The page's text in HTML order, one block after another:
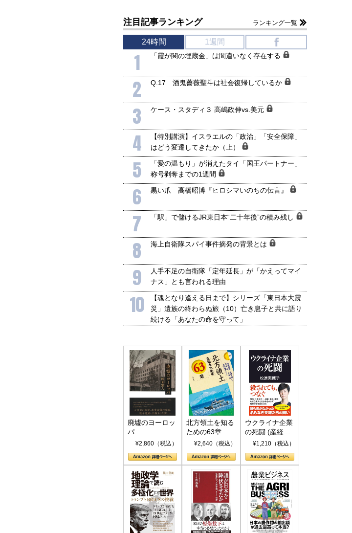
注目記事ランキング ランキング一覧
24時間 1週間
1 「霞が関の埋蔵金」は間違いなく存在する
2 Q.17 酒鬼薔薇聖斗は社会復帰しているか
3 ケース・スタディ３ 高嶋政伸vs.美元
4
【特別講演】イスラエルの「政治」「安全保障」
はどう変遷してきたか（上）
5
「愛の温もり」が消えたタイ「国王パートナー」
称号剥奪までの1週間
6 黒い爪 高橋昭博『ヒロシマいのちの伝言』
7 「駅」で儲けるJR東日本“二十年後”の積み残し
8 海上自衛隊スパイ事件摘発の背景とは
9
人手不足の自衛隊「定年延長」が「かえってマイ
ナス」とも言われる理由
10
【魂となり逢える日まで】シリーズ「東日本大震
災」遺族の終わらぬ旅（10）亡き息子と共に語り
続ける「あなたの命を守って」
廃墟のヨーロッ
パ
¥2,860（税込）
北方領土を知る
ための63章
¥2,640（税込）
ウクライナ企業
の死闘 (産経セ
レクト S 039)
¥1,210（税込）